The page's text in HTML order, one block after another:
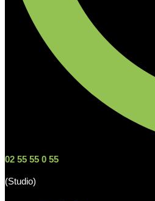
02 55 55 0 55
(Studio)